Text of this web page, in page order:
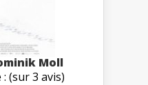
Moll
(sur 3 avis)